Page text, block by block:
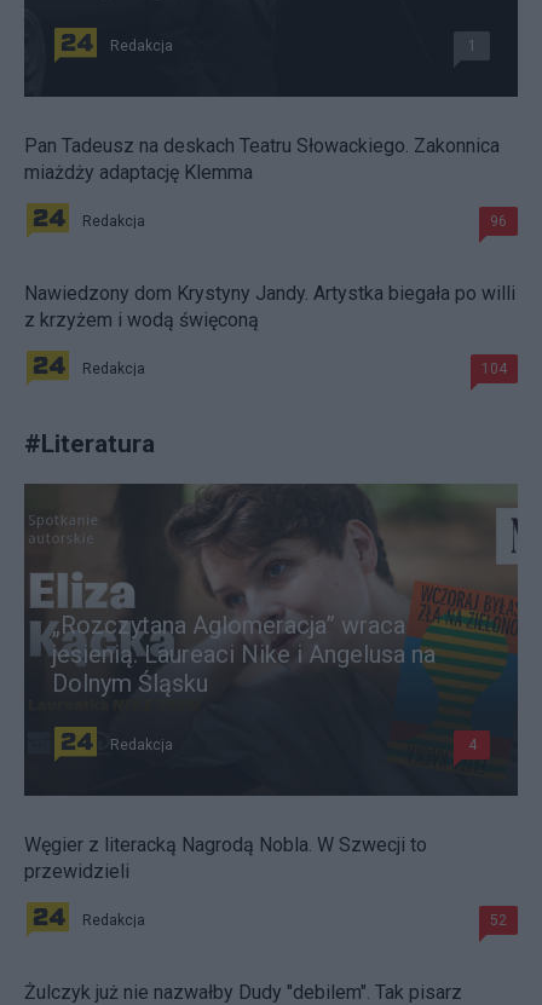
Redakcja 1
Pan Tadeusz na deskach Teatru Słowackiego. Zakonnica
miażdży adaptację Klemma
Redakcja 96
Nawiedzony dom Krystyny Jandy. Artystka biegała po willi
z krzyżem i wodą święconą
Redakcja 104
#Literatura
„Rozczytana Aglomeracja” wraca
jesienią. Laureaci Nike i Angelusa na
Dolnym Śląsku
Redakcja 4
Węgier z literacką Nagrodą Nobla. W Szwecji to
przewidzieli
Redakcja 52
Żulczyk już nie nazwałby Dudy "debilem". Tak pisarz